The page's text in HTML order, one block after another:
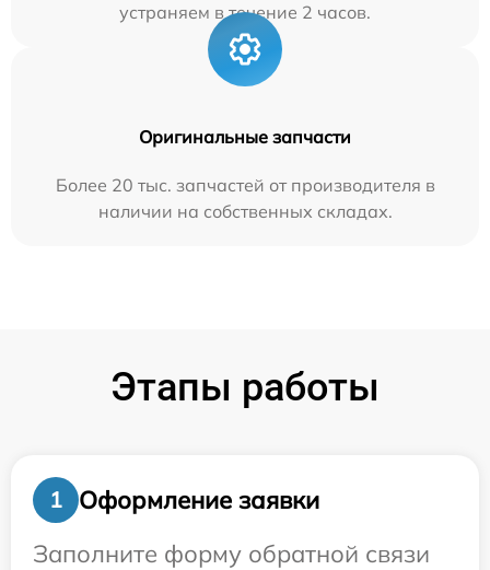
устраняем в течение 2 часов.
Оригинальные запчасти
Более 20 тыс. запчастей от производителя в
наличии на собственных складах.
Этапы работы
1
Оформление заявки
Заполните форму обратной связи